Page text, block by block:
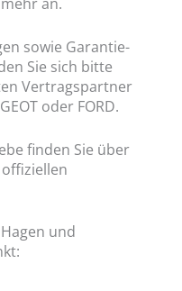
sowie Garantie-
Sie sich bitte
Vertragspartner
oder FORD.
finden Sie über
und